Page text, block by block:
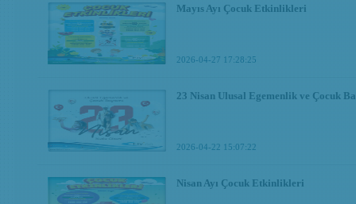
Mayıs Ayı Çocuk Etkinlikleri
2026-04-27 17:28:25
23 Nisan Ulusal Egemenlik ve Çocuk
2026-04-22 15:07:22
Nisan Ayı Çocuk Etkinlikleri